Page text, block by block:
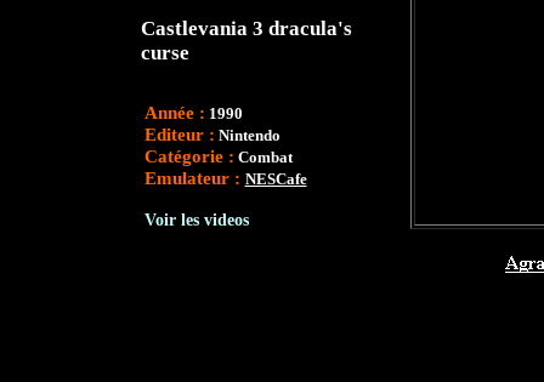
Castlevania 3 dracula's
curse
Année : 1990
Editeur : Nintendo
Catégorie : Combat
Emulateur : NESCafe
Voir les videos